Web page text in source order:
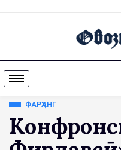
ФАРҲАНГ